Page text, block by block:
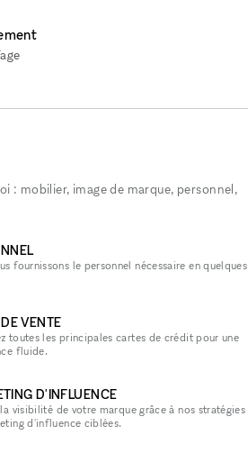
: mobilier, image de marque, personnel,
fournissons le personnel nécessaire en quelques
VENTE
toutes les principales cartes de crédit pour une
fluide.
D'INFLUENCE
visibilité de votre marque grâce à nos stratégies
d'influence ciblées.